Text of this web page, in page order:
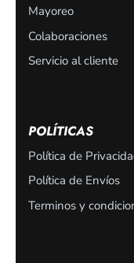
Mayoreo
Colaboraciones
Servicio al cliente
POLÍTICAS
Política de
Política de Envíos
Terminos y